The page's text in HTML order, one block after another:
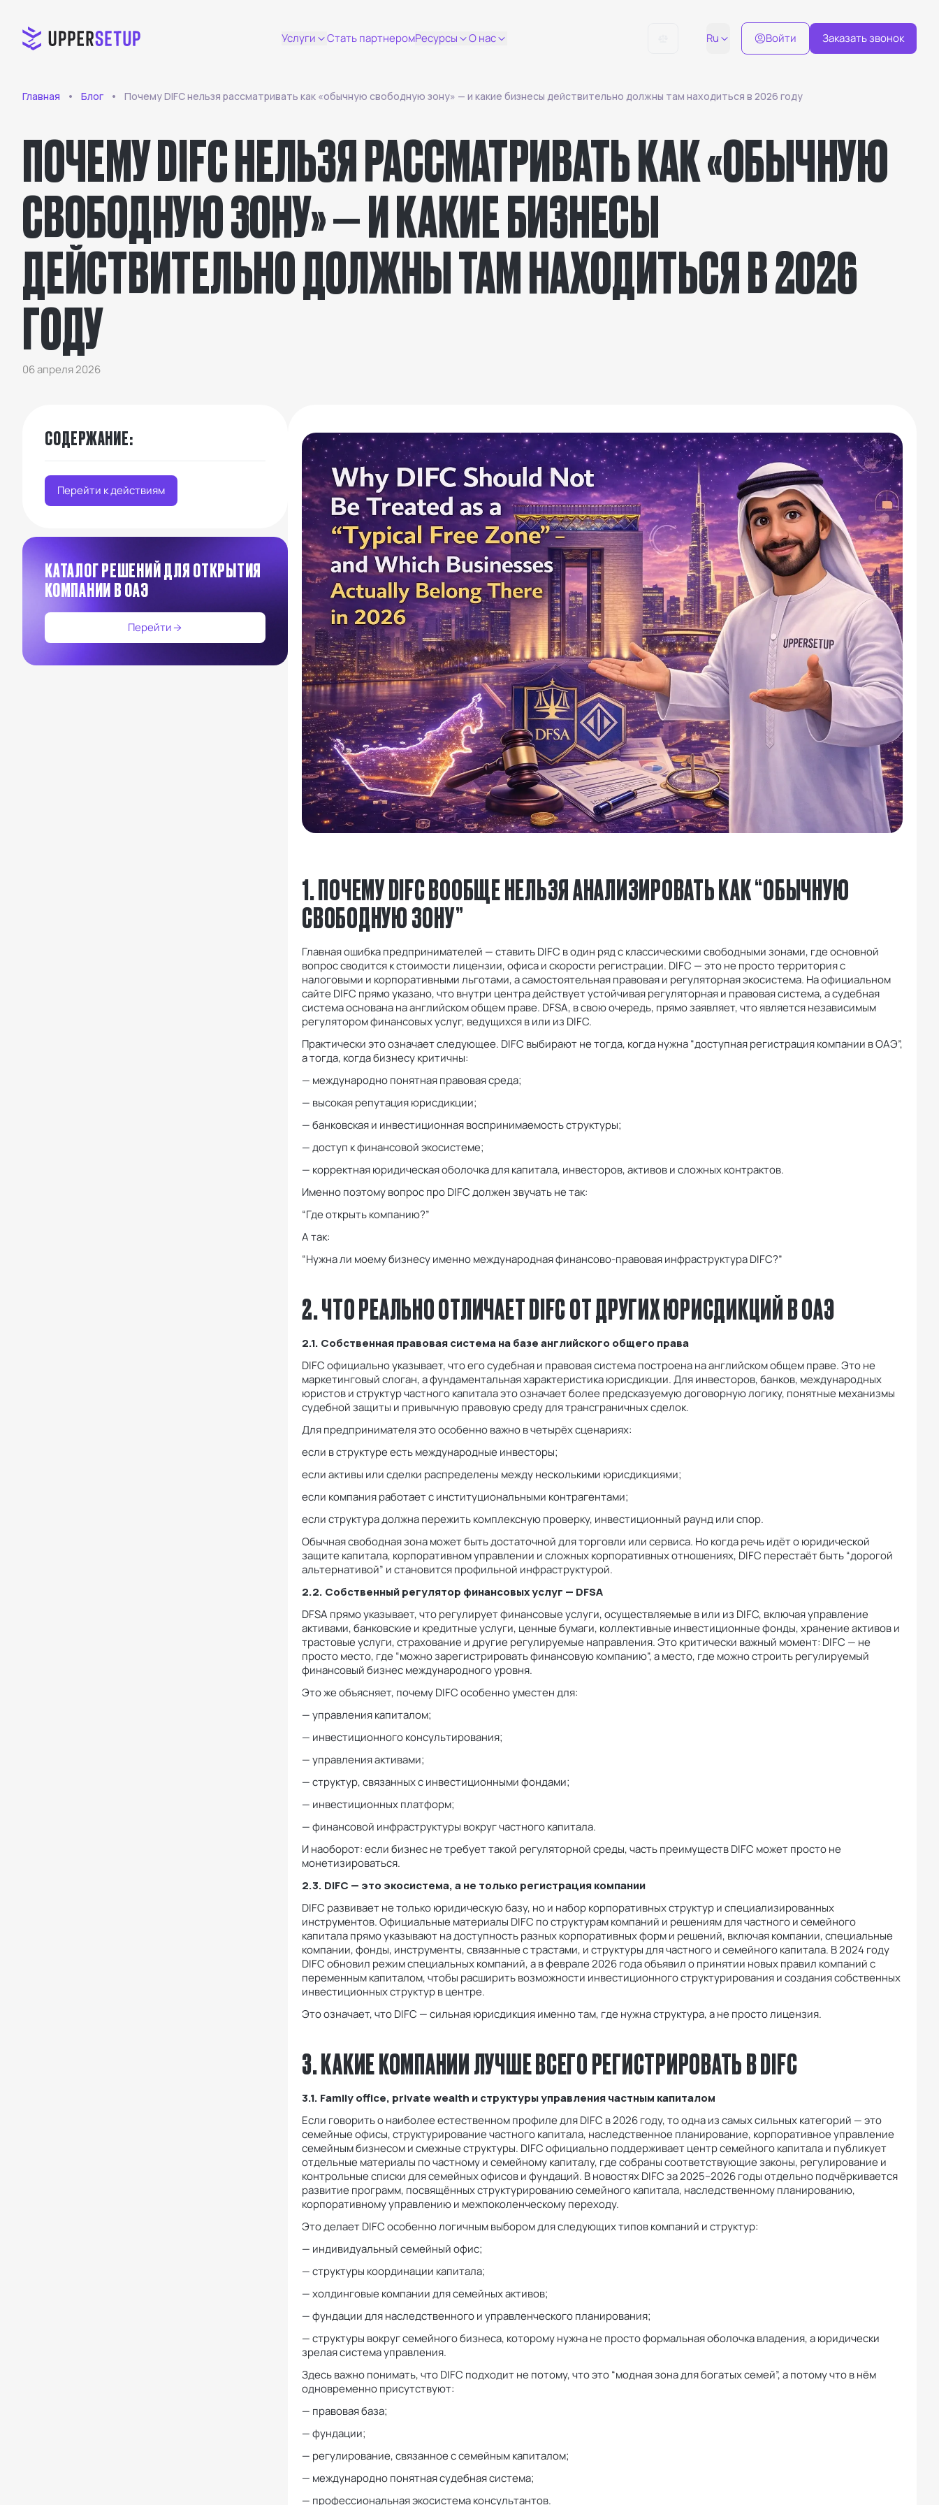
Услуги Стать партнеромРесурсы О нас Ru Войти Заказать звонок
Главная Блог Почему DIFC нельзя рассматривать как «обычную свободную зону» — и какие бизнесы действительно должны там находиться в 2026 году
ПОЧЕМУ DIFC НЕЛЬЗЯ РАССМАТРИВАТЬ КАК «ОБЫЧНУЮ
СВОБОДНУЮ ЗОНУ» — И КАКИЕ БИЗНЕСЫ
ДЕЙСТВИТЕЛЬНО ДОЛЖНЫ ТАМ НАХОДИТЬСЯ В 2026
ГОДУ
06 апреля 2026
СОДЕРЖАНИЕ:
Перейти к действиям
КАТАЛОГ РЕШЕНИЙ ДЛЯ ОТКРЫТИЯ
КОМПАНИИ В ОАЭ
Перейти
1. ПОЧЕМУ DIFC ВООБЩЕ НЕЛЬЗЯ АНАЛИЗИРОВАТЬ КАК “ОБЫЧНУЮ
СВОБОДНУЮ ЗОНУ”
Главная ошибка предпринимателей — ставить DIFC в один ряд с классическими свободными зонами, где основной
вопрос сводится к стоимости лицензии, офиса и скорости регистрации. DIFC — это не просто территория с
налоговыми и корпоративными льготами, а самостоятельная правовая и регуляторная экосистема. На официальном
сайте DIFC прямо указано, что внутри центра действует устойчивая регуляторная и правовая система, а судебная
система основана на английском общем праве. DFSA, в свою очередь, прямо заявляет, что является независимым
регулятором финансовых услуг, ведущихся в или из DIFC.
Практически это означает следующее. DIFC выбирают не тогда, когда нужна “доступная регистрация компании в ОАЭ”,
а тогда, когда бизнесу критичны:
— международно понятная правовая среда;
— высокая репутация юрисдикции;
— банковская и инвестиционная воспринимаемость структуры;
— доступ к финансовой экосистеме;
— корректная юридическая оболочка для капитала, инвесторов, активов и сложных контрактов.
Именно поэтому вопрос про DIFC должен звучать не так:
“Где открыть компанию?”
А так:
“Нужна ли моему бизнесу именно международная финансово-правовая инфраструктура DIFC?”
2. ЧТО РЕАЛЬНО ОТЛИЧАЕТ DIFC ОТ ДРУГИХ ЮРИСДИКЦИЙ В ОАЭ
2.1. Собственная правовая система на базе английского общего права
DIFC официально указывает, что его судебная и правовая система построена на английском общем праве. Это не
маркетинговый слоган, а фундаментальная характеристика юрисдикции. Для инвесторов, банков, международных
юристов и структур частного капитала это означает более предсказуемую договорную логику, понятные механизмы
судебной защиты и привычную правовую среду для трансграничных сделок.
Для предпринимателя это особенно важно в четырёх сценариях:
если в структуре есть международные инвесторы;
если активы или сделки распределены между несколькими юрисдикциями;
если компания работает с институциональными контрагентами;
если структура должна пережить комплексную проверку, инвестиционный раунд или спор.
Обычная свободная зона может быть достаточной для торговли или сервиса. Но когда речь идёт о юридической
защите капитала, корпоративном управлении и сложных корпоративных отношениях, DIFC перестаёт быть “дорогой
альтернативой” и становится профильной инфраструктурой.
2.2. Собственный регулятор финансовых услуг — DFSA
DFSA прямо указывает, что регулирует финансовые услуги, осуществляемые в или из DIFC, включая управление
активами, банковские и кредитные услуги, ценные бумаги, коллективные инвестиционные фонды, хранение активов и
трастовые услуги, страхование и другие регулируемые направления. Это критически важный момент: DIFC — не
просто место, где “можно зарегистрировать финансовую компанию”, а место, где можно строить регулируемый
финансовый бизнес международного уровня.
Это же объясняет, почему DIFC особенно уместен для:
— управления капиталом;
— инвестиционного консультирования;
— управления активами;
— структур, связанных с инвестиционными фондами;
— инвестиционных платформ;
— финансовой инфраструктуры вокруг частного капитала.
И наоборот: если бизнес не требует такой регуляторной среды, часть преимуществ DIFC может просто не
монетизироваться.
2.3. DIFC — это экосистема, а не только регистрация компании
DIFC развивает не только юридическую базу, но и набор корпоративных структур и специализированных
инструментов. Официальные материалы DIFC по структурам компаний и решениям для частного и семейного
капитала прямо указывают на доступность разных корпоративных форм и решений, включая компании, специальные
компании, фонды, инструменты, связанные с трастами, и структуры для частного и семейного капитала. В 2024 году
DIFC обновил режим специальных компаний, а в феврале 2026 года объявил о принятии новых правил компаний с
переменным капиталом, чтобы расширить возможности инвестиционного структурирования и создания собственных
инвестиционных структур в центре.
Это означает, что DIFC — сильная юрисдикция именно там, где нужна структура, а не просто лицензия.
3. КАКИЕ КОМПАНИИ ЛУЧШЕ ВСЕГО РЕГИСТРИРОВАТЬ В DIFC
3.1. Family office, private wealth и структуры управления частным капиталом
Если говорить о наиболее естественном профиле для DIFC в 2026 году, то одна из самых сильных категорий — это
семейные офисы, структурирование частного капитала, наследственное планирование, корпоративное управление
семейным бизнесом и смежные структуры. DIFC официально поддерживает центр семейного капитала и публикует
отдельные материалы по частному и семейному капиталу, где собраны соответствующие законы, регулирование и
контрольные списки для семейных офисов и фундаций. В новостях DIFC за 2025–2026 годы отдельно подчёркивается
развитие программ, посвящённых структурированию семейного капитала, наследственному планированию,
корпоративному управлению и межпоколенческому переходу.
Это делает DIFC особенно логичным выбором для следующих типов компаний и структур:
— индивидуальный семейный офис;
— структуры координации капитала;
— холдинговые компании для семейных активов;
— фундации для наследственного и управленческого планирования;
— структуры вокруг семейного бизнеса, которому нужна не просто формальная оболочка владения, а юридически
зрелая система управления.
Здесь важно понимать, что DIFC подходит не потому, что это “модная зона для богатых семей”, а потому что в нём
одновременно присутствуют:
— правовая база;
— фундации;
— регулирование, связанное с семейным капиталом;
— международно понятная судебная система;
— профессиональная экосистема консультантов.